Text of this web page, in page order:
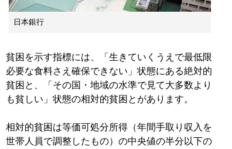
日本銀行
貧困を示す指標には、「生きていくうえで最低限
必要な食料さえ確保できない」状態にある絶対的
貧困と、「その国・地域の水準で見て大多数より
も貧しい」状態の相対的貧困とがあります。
相対的貧困は等価可処分所得（年間手取り収入を
世帯人員で調整したもの）の中央値の半分以下の